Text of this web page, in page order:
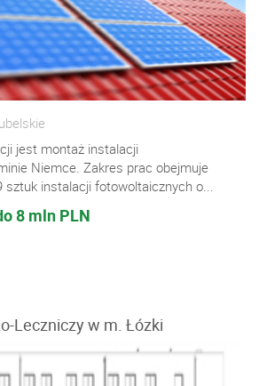
jest montaż instalacji
Niemce. Zakres prac obejmuje
instalacji fotowoltaicznych o...
8 mln PLN
Leczniczy w m. Łózki